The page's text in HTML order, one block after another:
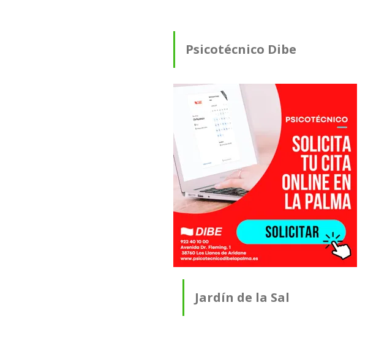
Psicotécnico Dibe
Jardín de la Sal